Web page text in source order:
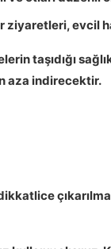
evcil
taşıdığı
aza indirecektir.
dikkatlice